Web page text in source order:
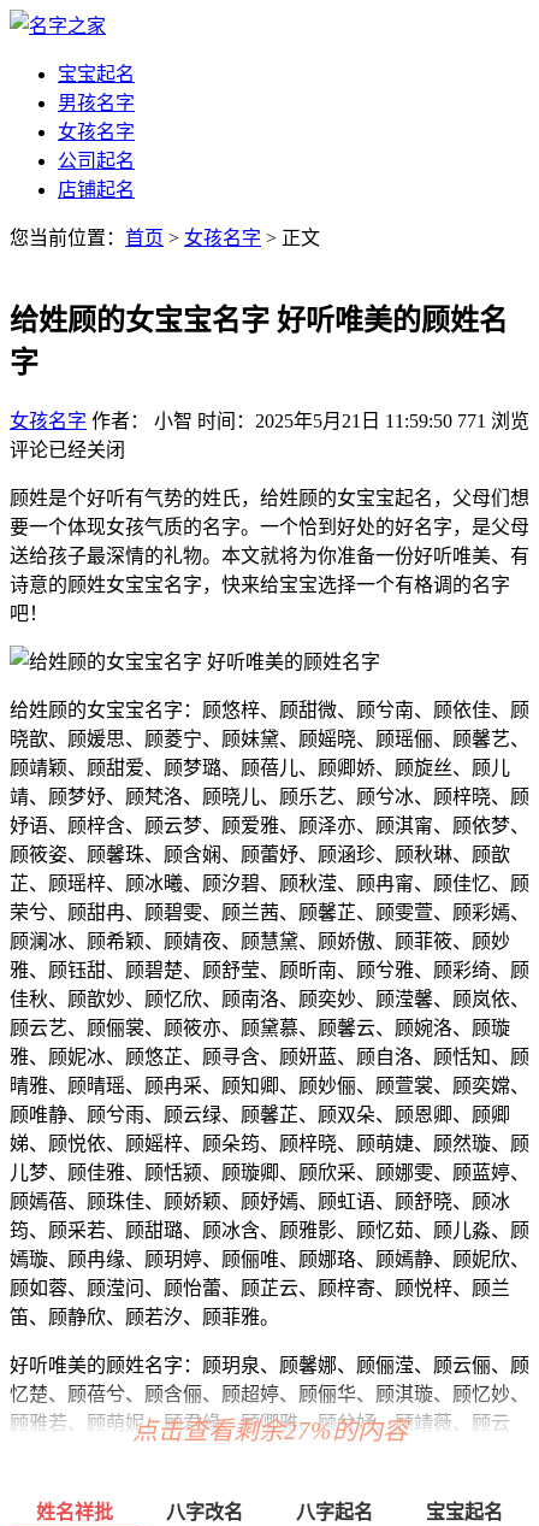
宝宝起名
男孩名字
女孩名字
公司起名
店铺起名
您当前位置： 首页 > 女孩名字 > 正文
给姓顾的女宝宝名字 好听唯美的顾姓名
字
女孩名字 作者： 小智 时间：2025年5月21日 11:59:50 771 浏览
评论已经关闭
顾姓是个好听有气势的姓氏，给姓顾的女宝宝起名，父母们想
要一个体现女孩气质的名字。一个恰到好处的好名字，是父母
送给孩子最深情的礼物。本文就将为你准备一份好听唯美、有
诗意的顾姓女宝宝名字，快来给宝宝选择一个有格调的名字
吧！
给姓顾的女宝宝名字：顾悠梓、顾甜微、顾兮南、顾依佳、顾
晓歆、顾媛思、顾菱宁、顾妹黛、顾媱晓、顾瑶俪、顾馨艺、
顾靖颖、顾甜爱、顾梦璐、顾蓓儿、顾卿娇、顾旋丝、顾儿
靖、顾梦妤、顾梵洛、顾晓儿、顾乐艺、顾兮冰、顾梓晓、顾
妤语、顾梓含、顾云梦、顾爱雅、顾泽亦、顾淇甯、顾依梦、
顾筱姿、顾馨珠、顾含娴、顾蕾妤、顾涵珍、顾秋琳、顾歆
芷、顾瑶梓、顾冰曦、顾汐碧、顾秋滢、顾冉甯、顾佳忆、顾
荣兮、顾甜冉、顾碧雯、顾兰茜、顾馨芷、顾雯萱、顾彩嫣、
顾澜冰、顾希颖、顾婧夜、顾慧黛、顾娇傲、顾菲筱、顾妙
雅、顾钰甜、顾碧楚、顾舒莹、顾昕南、顾兮雅、顾彩绮、顾
佳秋、顾歆妙、顾忆欣、顾南洛、顾奕妙、顾滢馨、顾岚依、
顾云艺、顾俪裳、顾筱亦、顾黛慕、顾馨云、顾婉洛、顾璇
雅、顾妮冰、顾悠芷、顾寻含、顾妍蓝、顾自洛、顾恬知、顾
晴雅、顾晴瑶、顾冉采、顾知卿、顾妙俪、顾萱裳、顾奕嫦、
顾唯静、顾兮雨、顾云绿、顾馨芷、顾双朵、顾恩卿、顾卿
娣、顾悦依、顾媱梓、顾朵筠、顾梓晓、顾萌婕、顾然璇、顾
儿梦、顾佳雅、顾恬颍、顾璇卿、顾欣采、顾娜雯、顾蓝婷、
顾嫣蓓、顾珠佳、顾娇颖、顾妤嫣、顾虹语、顾舒晓、顾冰
筠、顾采若、顾甜璐、顾冰含、顾雅影、顾忆茹、顾儿淼、顾
嫣璇、顾冉缘、顾玥婷、顾俪唯、顾娜珞、顾嫣静、顾妮欣、
顾如蓉、顾滢问、顾怡蕾、顾芷云、顾梓寄、顾悦梓、顾兰
笛、顾静欣、顾若汐、顾菲雅。
好听唯美的顾姓名字：顾玥泉、顾馨娜、顾俪滢、顾云俪、顾
忆楚、顾蓓兮、顾含俪、顾超婷、顾俪华、顾淇璇、顾忆妙、
顾雅若、顾萌妮、顾君缘、顾卿雅、顾兮妤、顾靖薇、顾云
顾莹滢、顾昕雯、顾蓉熙、顾钰璇、顾晴华、顾云诗、顾琼
点击查看剩余27%的内容
姓名祥批 八字改名 八字起名 宝宝起名